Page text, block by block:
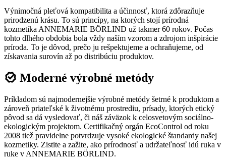
Výnimočná pleťová kompatibilita a účinnosť, ktorá zdôrazňuje
prirodzenú krásu. To sú princípy, na ktorých stojí prírodná
kozmetika ANNEMARIE BÖRLIND už takmer 60 rokov. Počas
tohto dlhého obdobia bola vždy naším vzorom a zdrojom inšpirácie
príroda. To je dôvod, prečo ju rešpektujeme a ochraňujeme, od
získavania surovín až po distribúciu produktov.
Moderné výrobné metódy
Príkladom sú najmodernejšie výrobné metódy šetrné k produktom a
zároveň priateľské k životnému prostrediu, prísady, ktorých etický
pôvod sa dá vysledovať, či náš záväzok k celosvetovým sociálno-
ekologickým projektom. Certifikačný orgán EcoControl od roku
2008 tiež pravidelne potvrdzuje vysoké ekologické štandardy našej
kozmetiky. Zistite a zažite, ako prírodnosť a udržateľnosť idú ruka v
ruke v ANNEMARIE BÖRLIND.